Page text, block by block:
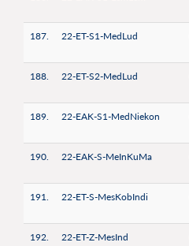
187. 22-ET-S1-MedLud
188. 22-ET-S2-MedLud
189. 22-EAK-S1-MedNiekon
190. 22-EAK-S-MeInKuMa
191. 22-ET-S-MesKobIndi
192. 22-ET-Z-MesInd